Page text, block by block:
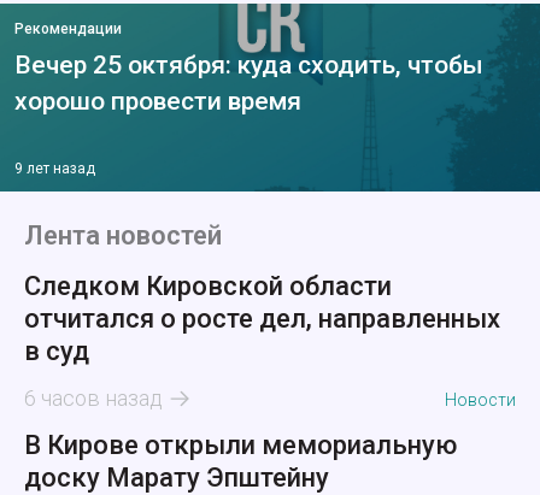
Рекомендации
Вечер 25 октября: куда сходить, чтобы
хорошо провести время
9 лет назад
Лента новостей
Следком Кировской области
отчитался о росте дел, направленных
в суд
6 часов назад Новости
В Кирове открыли мемориальную
доску Марату Эпштейну